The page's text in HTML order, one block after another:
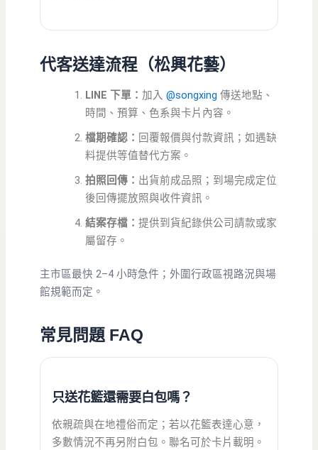
代客送達流程（松興花藝）
LINE 下單：加入@songxing 傳送地點、
時間、預算、色系與卡片內容。
檔期確認： 回覆報價與付款資訊；如遇缺
料提供等值替代方案。
拍照回傳： 出貨前成品照；到場完成定位
後回傳擺放照與收件資訊。
結案存檔：提供到貨紀錄供公司請款或家
屬留存。
主市區最快 2–4 小時急件；外圍行政區視路況與場
館規範而定。
常見問題 FAQ
只送花籃還需要白包嗎？
依親疏與在地禮俗而定；若以花籃表達心意，
多數情況不再另附白包。聯名可於卡片載明。